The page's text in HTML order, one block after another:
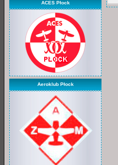
ACES Płock
Aeroklub Płock